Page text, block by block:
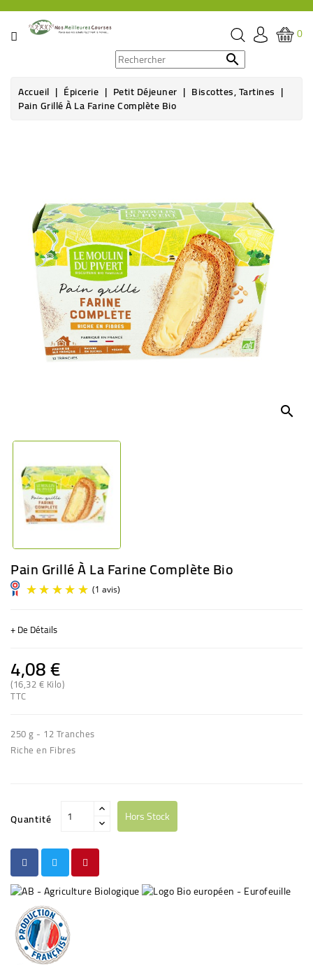
CATÉGORIE
ÉPICERIE
HYGIÈNE
SOINS
SANTÉ
CULTUREL
0

Accueil Épicerie Petit Déjeuner Biscottes, Tartines
Pain Grillé À La Farine Complète Bio
search
Pain Grillé À La Farine Complète Bio
+ De Détails
4,08 €
(16,32 € Kilo)
TTC
250 g - 12 Tranches
Riche en Fibres
Quantité Hors Stock